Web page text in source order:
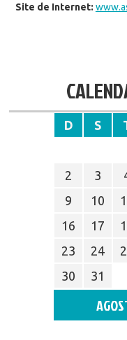
Site de Internet:
D S
2
3
9
10
16
17
23
24
30
31